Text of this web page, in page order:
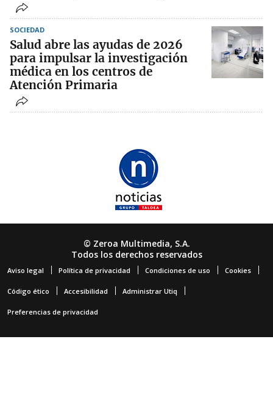
SOCIEDAD
Salud abre las ayudas de 2026
para impulsar la investigación
médica en los centros de
Atención Primaria
© Zeroa Multimedia, S.A.
Todos los derechos reservados
Aviso legal Política de privacidad Condiciones de uso Cookies
Código ético Accesibilidad Administrar Utiq
Preferencias de privacidad